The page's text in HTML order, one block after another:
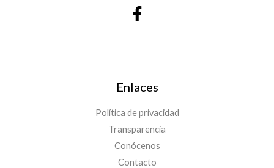
Enlaces
Política de privacidad
Transparencia
Conócenos
Contacto